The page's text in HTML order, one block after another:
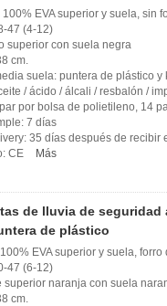
EVA superior y suela, sin
47 (4-12)
superior con suela negra
cm.
suela: puntera de plástico
/ ácido / álcali / resbalón /
por bolsa de polietileno, 14
7 días
35 días después de recibir
CE
Más
de lluvia de seguridad
de plástico
EVA superior y suela, forro
47 (6-12)
superior naranja con suela
cm.